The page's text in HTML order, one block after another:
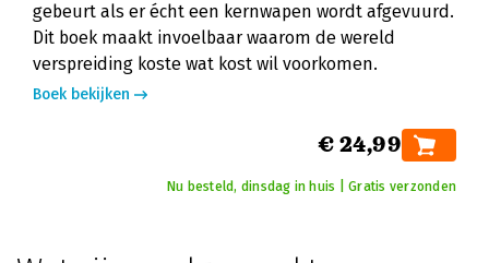
gebeurt als er écht een kernwapen wordt afgevuurd.
Dit boek maakt invoelbaar waarom de wereld
verspreiding koste wat kost wil voorkomen.
Boek bekijken
€ 24,99
Nu besteld, dinsdag in huis | Gratis verzonden